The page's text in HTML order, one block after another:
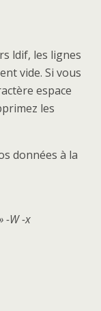
ldif, les lignes
vide. Si vous
espace
les
données à la
-W -x